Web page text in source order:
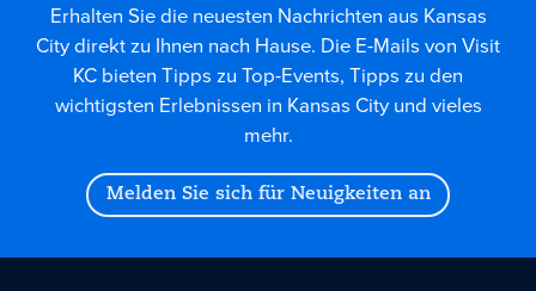
Erhalten Sie die neuesten Nachrichten aus Kansas
City direkt zu Ihnen nach Hause. Die E-Mails von Visit
KC bieten Tipps zu Top-Events, Tipps zu den
wichtigsten Erlebnissen in Kansas City und vieles
mehr.
Melden Sie sich für Neuigkeiten an